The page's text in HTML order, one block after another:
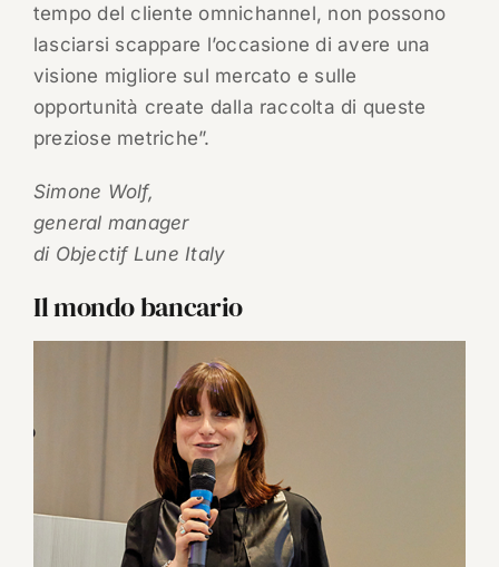
tempo del cliente omnichannel, non possono
lasciarsi scappare l’occasione di avere una
visione migliore sul mercato e sulle
opportunità create dalla raccolta di queste
preziose metriche”.
Simone Wolf,
general manager
di Objectif Lune Italy
Il mondo bancario